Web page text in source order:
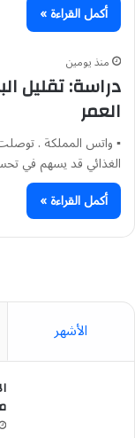
أكمل القراءة »
منذ يومين
دراسة: تقليل
العمر
▪︎ واتس المملكة . توصلت
الغذائي قد يسهم في
أكمل القراءة »
الأشهر